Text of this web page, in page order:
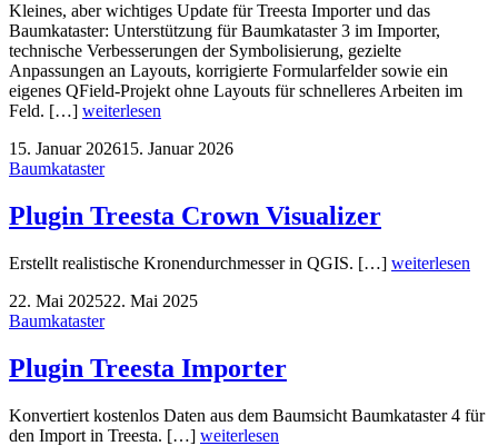
Kleines, aber wichtiges Update für Treesta Importer und das
Baumkataster: Unterstützung für Baumkataster 3 im Importer,
technische Verbesserungen der Symbolisierung, gezielte
Anpassungen an Layouts, korrigierte Formularfelder sowie ein
eigenes QField-Projekt ohne Layouts für schnelleres Arbeiten im
Feld. […] weiterlesen
15. Januar 202615. Januar 2026
Baumkataster
Plugin Treesta Crown Visualizer
Erstellt realistische Kronendurchmesser in QGIS. […] weiterlesen
22. Mai 202522. Mai 2025
Baumkataster
Plugin Treesta Importer
Konvertiert kostenlos Daten aus dem Baumsicht Baumkataster 4 für
den Import in Treesta. […] weiterlesen